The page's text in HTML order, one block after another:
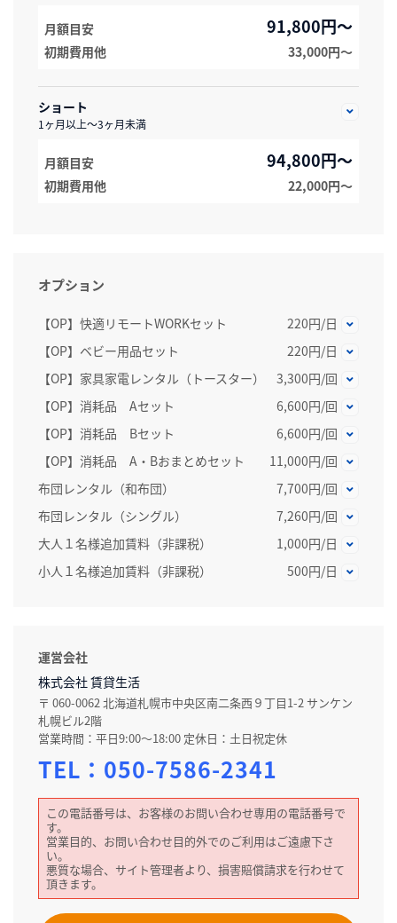
月額目安 91,800円～
初期費用他 33,000円〜
ショート
1ヶ月以上～3ヶ月未満
月額目安 94,800円～
初期費用他 22,000円〜
オプション
【OP】快適リモートWORKセット
220円/日
【OP】ベビー用品セット
220円/日
【OP】家具家電レンタル（トースター）
3,300円/回
【OP】消耗品 Aセット
6,600円/回
【OP】消耗品 Bセット
6,600円/回
【OP】消耗品 A・Bおまとめセット
11,000円/回
布団レンタル（和布団）
7,700円/回
布団レンタル（シングル）
7,260円/回
大人１名様追加賃料（非課税）
1,000円/日
小人１名様追加賃料（非課税）
500円/日
運営会社
株式会社 賃貸生活
〒 060-0062 北海道札幌市中央区南二条西９丁目1-2 サンケン
札幌ビル2階
営業時間：平日9:00～18:00 定休日：土日祝定休
TEL： 050-7586-2341
この電話番号は、お客様のお問い合わせ専用の電話番号で
す。
営業目的、お問い合わせ目的外でのご利用はご遠慮下さ
い。
悪質な場合、サイト管理者より、損害賠償請求を行わせて
頂きます。